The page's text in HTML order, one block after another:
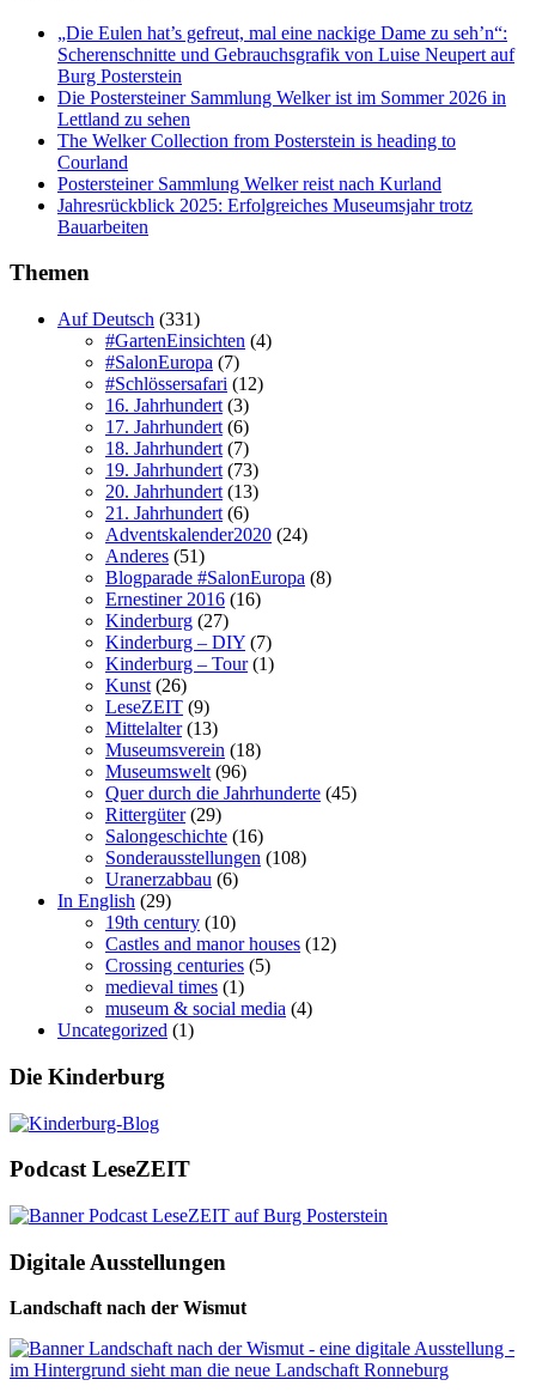
„Die Eulen hat’s gefreut, mal eine nackige Dame zu seh’n“:
Scherenschnitte und Gebrauchsgrafik von Luise Neupert auf
Burg Posterstein
Die Postersteiner Sammlung Welker ist im Sommer 2026 in
Lettland zu sehen
The Welker Collection from Posterstein is heading to
Courland
Postersteiner Sammlung Welker reist nach Kurland
Jahresrückblick 2025: Erfolgreiches Museumsjahr trotz
Bauarbeiten
Themen
Auf Deutsch (331)
#GartenEinsichten (4)
#SalonEuropa (7)
#Schlössersafari (12)
16. Jahrhundert (3)
17. Jahrhundert (6)
18. Jahrhundert (7)
19. Jahrhundert (73)
20. Jahrhundert (13)
21. Jahrhundert (6)
Adventskalender2020 (24)
Anderes (51)
Blogparade #SalonEuropa (8)
Ernestiner 2016 (16)
Kinderburg (27)
Kinderburg – DIY (7)
Kinderburg – Tour(1)
Kunst (26)
LeseZEIT (9)
Mittelalter(13)
Museumsverein (18)
Museumswelt (96)
Quer durch die Jahrhunderte (45)
Rittergüter(29)
Salongeschichte (16)
Sonderausstellungen (108)
Uranerzabbau (6)
In English (29)
19th century (10)
Castles and manor houses (12)
Crossing centuries (5)
medieval times (1)
museum & social media (4)
Uncategorized (1)
Die Kinderburg
Podcast LeseZEIT
Digitale Ausstellungen
Landschaft nach der Wismut